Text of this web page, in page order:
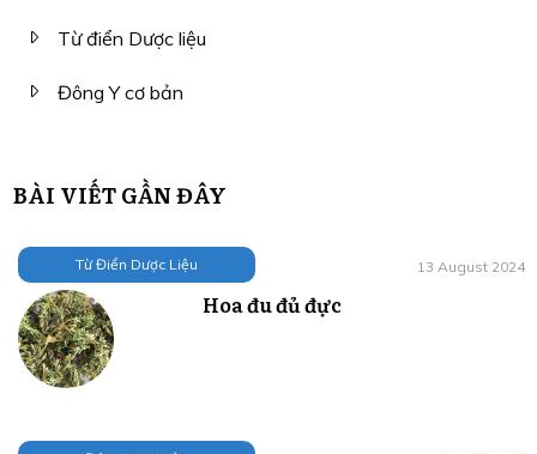
Từ điển Dược liệu
Đông Y cơ bản
BÀI VIẾT GẦN ĐÂY
Từ Điển Dược Liệu 13 August 2024
Hoa đu đủ đực